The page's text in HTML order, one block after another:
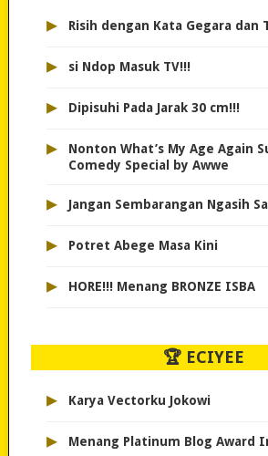
▸ Risih dengan Kata Gegara dan
▸ si Ndop Masuk TV!!!
▸ Dipisuhi Pada Jarak 30 cm!!!
▸
Nonton What’s My Age Again
Comedy Special by Awwe
▸ Jangan Sembarangan Ngasih
▸ Potret Abege Masa Kini
▸ HORE!!! Menang BRONZE ISBA
🏆 ECIYEE
▸ Karya Vectorku Jokowi
▸ Menang Platinum Blog Award